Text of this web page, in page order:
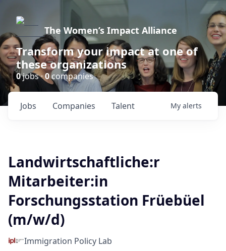
The Women’s Impact Alliance
Transform your impact at one of
these organizations
0jobs ·0companies
Jobs Companies Talent My alerts
Landwirtschaftliche:r
Mitarbeiter:in
Forschungsstation Früebüel
(m/w/d)
Immigration Policy Lab